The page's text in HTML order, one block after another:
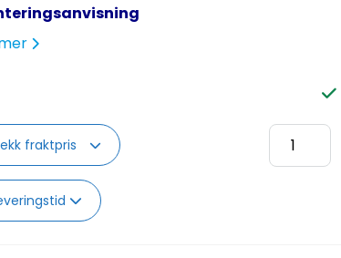
fraktpris
ata
Leg